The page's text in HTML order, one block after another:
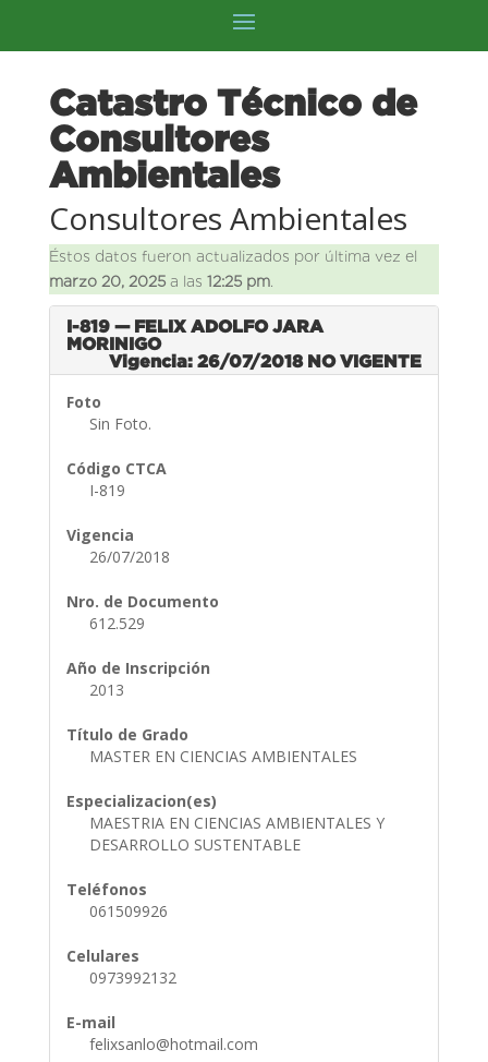
Catastro Técnico de
Consultores
Ambientales
Consultores Ambientales
Éstos datos fueron actualizados por última vez el
marzo 20, 2025a las 12:25 pm.
I-819 — FELIX ADOLFO JARA
MORINIGO
Vigencia: 26/07/2018 NO VIGENTE
Foto
Sin Foto.
Código CTCA
I-819
Vigencia
26/07/2018
Nro. de Documento
612.529
Año de Inscripción
2013
Título de Grado
MASTER EN CIENCIAS AMBIENTALES
Especializacion(es)
MAESTRIA EN CIENCIAS AMBIENTALES Y
DESARROLLO SUSTENTABLE
Teléfonos
061509926
Celulares
0973992132
E-mail
felixsanlo@hotmail.com